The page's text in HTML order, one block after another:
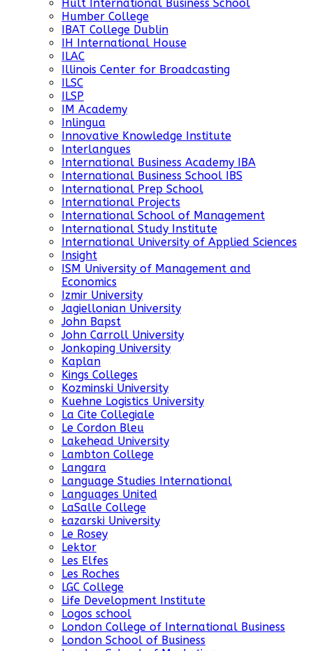
Hult International Business School
Humber College
IBAT College Dublin
IH International House
ILAC
Illinois Center for Broadcasting
ILSC
ILSP
IM Academy
Inlingua
Innovative Knowledge Institute
Interlangues
International Business Academy IBA
International Business School IBS
International Prep School
International Projects
International School of Management
International Study Institute
International University of Applied Sciences
Insight
ISM University of Management and
Economics
Izmir University
Jagiellonian University
John Bapst
John Carroll University
Jonkoping University
Kaplan
Kings Colleges
Kozminski University
Kuehne Logistics University
La Cite Collegiale
Le Cordon Bleu
Lakehead University
Lambton College
Langara
Language Studies International
Languages United
LaSalle College
Łazarski University
Le Rosey
Lektor
Les Elfes
Les Roches
LGC College
Life Development Institute
Logos school
London College of International Business
London School of Business